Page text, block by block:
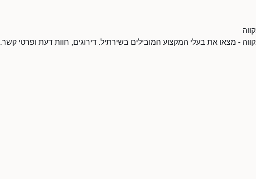
- מצאו את בעלי המקצוע המובילים בשירתיל. דירוגים, חוות דעת ופרטי קשר.